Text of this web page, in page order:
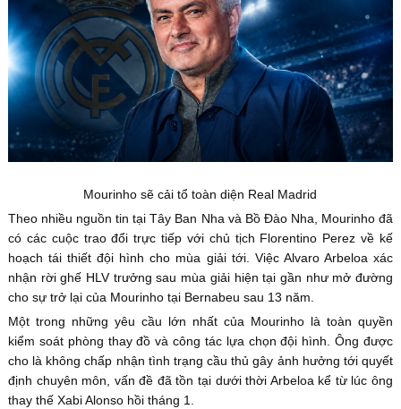
Mourinho sẽ cải tổ toàn diện Real Madrid
Theo nhiều nguồn tin tại Tây Ban Nha và Bồ Đào Nha, Mourinho đã
có các cuộc trao đổi trực tiếp với chủ tịch Florentino Perez về kế
hoạch tái thiết đội hình cho mùa giải tới. Việc Alvaro Arbeloa xác
nhận rời ghế HLV trưởng sau mùa giải hiện tại gần như mở đường
cho sự trở lại của Mourinho tại Bernabeu sau 13 năm.
Một trong những yêu cầu lớn nhất của Mourinho là toàn quyền
kiểm soát phòng thay đồ và công tác lựa chọn đội hình. Ông được
cho là không chấp nhận tình trạng cầu thủ gây ảnh hưởng tới quyết
định chuyên môn, vấn đề đã tồn tại dưới thời Arbeloa kể từ lúc ông
thay thế Xabi Alonso hồi tháng 1.